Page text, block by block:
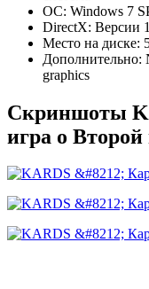
ОС: Windows 7
DirectX: Версии
Место на диске:
Дополнительно:
graphics
Скриншоты
игра о